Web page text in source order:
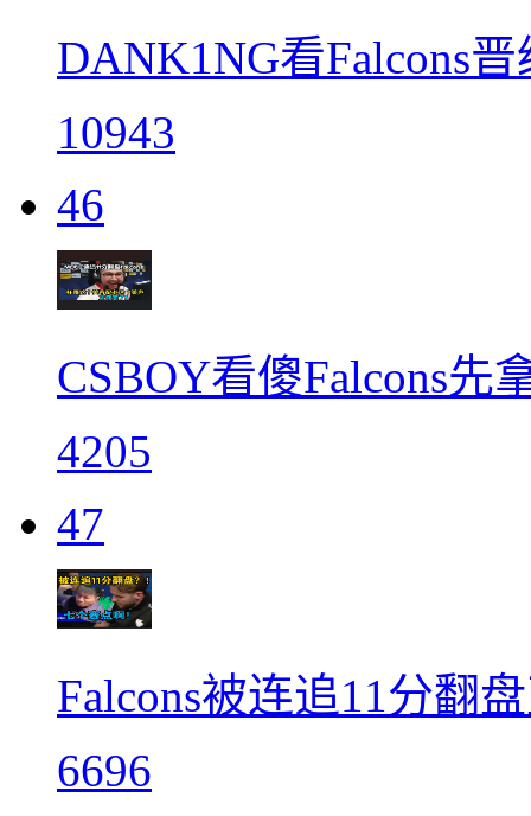
DANK1NG看Falcons
10943
46
CSBOY看傻Falcons先
4205
47
Falcons被连追11分翻
6696